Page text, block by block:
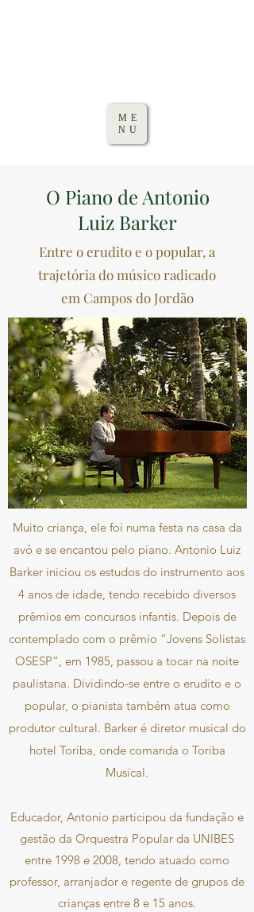
ME
NU
O Piano de Antonio
Luiz Barker
Entre o erudito e o popular, a
trajetória do músico radicado
em Campos do Jordão
Muito criança, ele foi numa festa na casa da
avó e se encantou pelo piano. Antonio Luiz
Barker iniciou os estudos do instrumento aos
4 anos de idade, tendo recebido diversos
prêmios em concursos infantis. Depois de
contemplado com o prêmio “Jovens Solistas
OSESP“, em 1985, passou a tocar na noite
paulistana. Dividindo-se entre o erudito e o
popular, o pianista também atua como
produtor cultural. Barker é diretor musical do
hotel Toriba, onde comanda o Toriba
Musical.
Educador, Antonio participou da fundação e
gestão da Orquestra Popular da UNIBES
entre 1998 e 2008, tendo atuado como
professor, arranjador e regente de grupos de
crianças entre 8 e 15 anos.